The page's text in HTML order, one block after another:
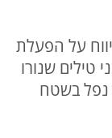
על הפעלת
טילים שנורו
נפל בשטח